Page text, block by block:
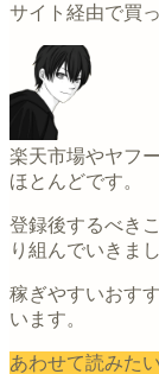
サイト経由で買
楽天市場やヤフ
ほとんどです。
登録後するべき
り組んでいきま
稼ぎやすいおす
います。
あわせて読みたい